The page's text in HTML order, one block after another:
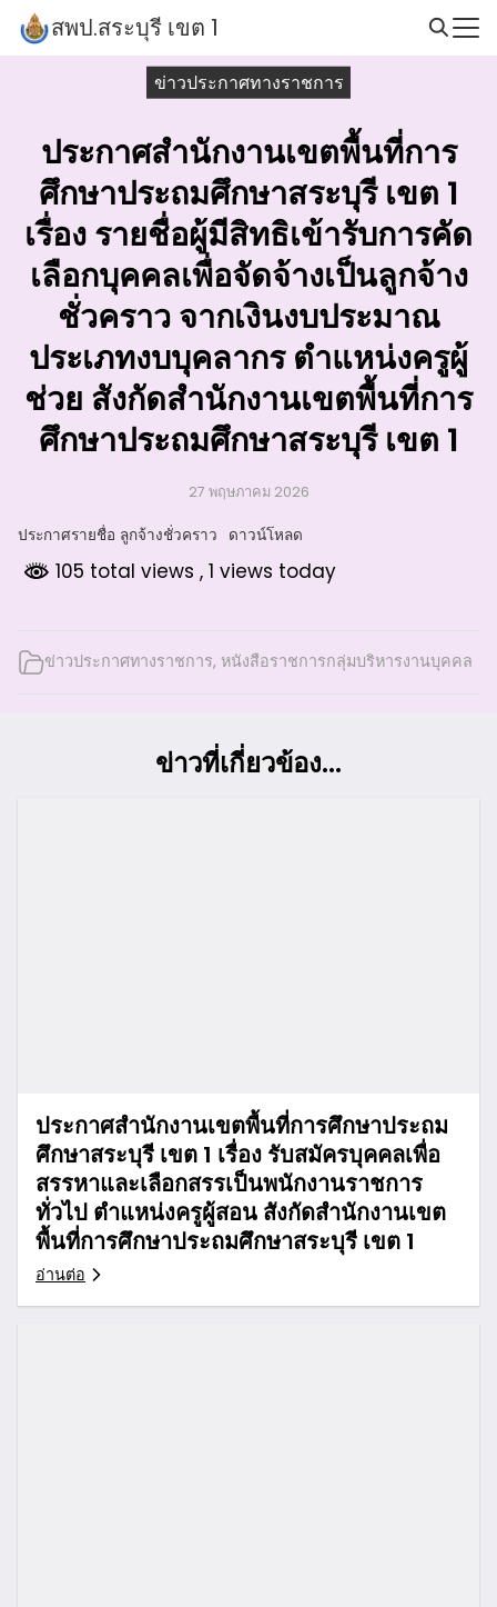
Skip
สพป.สระบุรี เขต 1
ข่าวประกาศทางราชการ
ประกาศสำนักงานเขตพื้นที่การ
ศึกษาประถมศึกษาสระบุรี เขต 1
เรื่อง รายชื่อผู้มีสิทธิเข้ารับการคัด
เลือกบุคคลเพื่อจัดจ้างเป็นลูกจ้าง
ชั่วคราว จากเงินงบประมาณ
ประเภทงบบุคลากร ตำแหน่งครูผู้
ช่วย สังกัดสำนักงานเขตพื้นที่การ
ศึกษาประถมศึกษาสระบุรี เขต 1
27 พฤษภาคม 2026
ประกาศรายชื่อ ลูกจ้างชั่วคราว ดาวน์โหลด
105 total views , 1 views today
ข่าวประกาศทางราชการ, หนังสือราชการกลุ่มบริหารงานบุคคล
ข่าวที่เกี่ยวข้อง...
ประกาศสำนักงานเขตพื้นที่การศึกษาประถม
ศึกษาสระบุรี เขต 1 เรื่อง รับสมัครบุคคลเพื่อ
สรรหาและเลือกสรรเป็นพนักงานราชการ
ทั่วไป ตำแหน่งครูผู้สอน สังกัดสำนักงานเขต
พื้นที่การศึกษาประถมศึกษาสระบุรี เขต 1
อ่านต่อ